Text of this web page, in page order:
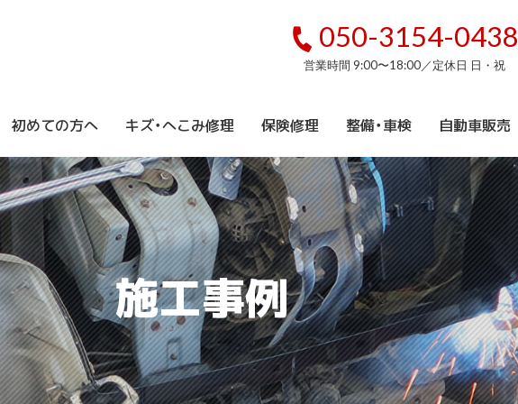
050-3154-0438
営業時間 9:00〜18:00／定休日 日・祝
初めての方へ キズ・へこみ修理 保険修理 整備・車検 自動車販売
施工事例